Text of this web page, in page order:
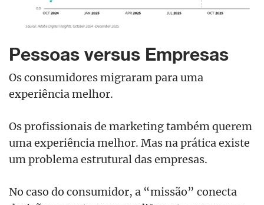
Pessoas versus Empresas
Os consumidores migraram para uma
experiência melhor.
Os profissionais de marketing também querem
uma experiência melhor. Mas na prática existe
um problema estrutural das empresas.
No caso do consumidor, a “missão” conecta